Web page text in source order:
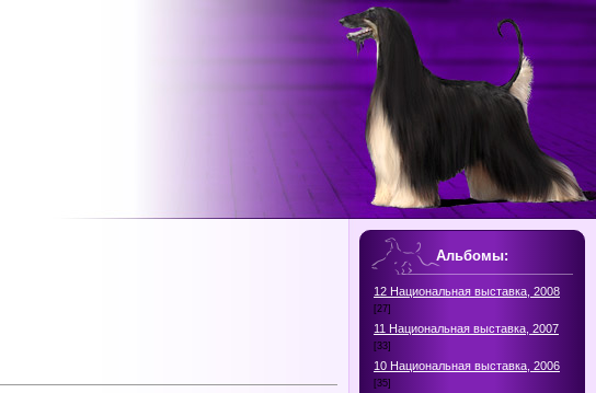
Альбомы:
12 Национальная выставка, 2008
[27]
11 Национальная выставка, 2007
[33]
10 Национальная выставка, 2006
[35]